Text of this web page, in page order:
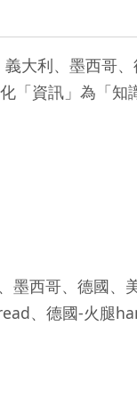
大利、墨西哥、
資訊」為「知
西哥、德國、
、德國-火腿